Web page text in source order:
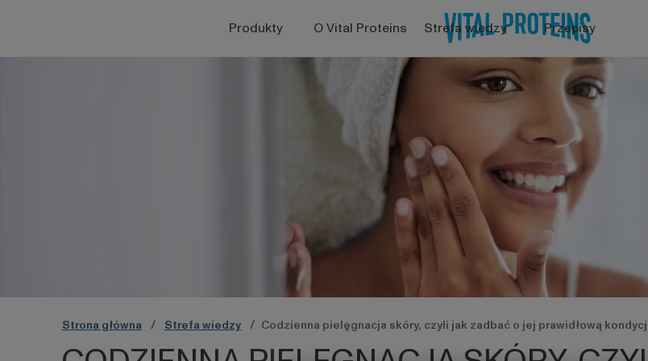
Produkty O Vital Proteins Strefa wiedzy Przepisy
Strona główna Strefa wiedzy Codzienna pielęgnacja skóry, czyli jak zadbać o jej prawidłową